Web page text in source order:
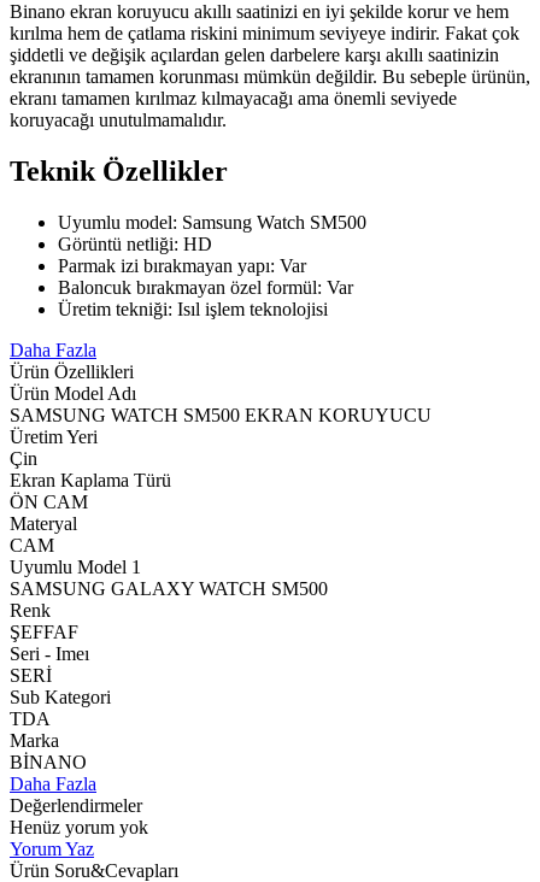
Binano ekran koruyucu akıllı saatinizi en iyi şekilde korur ve hem
kırılma hem de çatlama riskini minimum seviyeye indirir. Fakat çok
şiddetli ve değişik açılardan gelen darbelere karşı akıllı saatinizin
ekranının tamamen korunması mümkün değildir. Bu sebeple ürünün,
ekranı tamamen kırılmaz kılmayacağı ama önemli seviyede
koruyacağı unutulmamalıdır.
Teknik Özellikler
Uyumlu model: Samsung Watch SM500
Görüntü netliği: HD
Parmak izi bırakmayan yapı: Var
Baloncuk bırakmayan özel formül: Var
Üretim tekniği: Isıl işlem teknolojisi
Daha Fazla
Ürün Özellikleri
Ürün Model Adı
SAMSUNG WATCH SM500 EKRAN KORUYUCU
Üretim Yeri
Çin
Ekran Kaplama Türü
ÖN CAM
Materyal
CAM
Uyumlu Model 1
SAMSUNG GALAXY WATCH SM500
Renk
ŞEFFAF
Seri - Imeı
SERİ
Sub Kategori
TDA
Marka
BİNANO
Daha Fazla
Değerlendirmeler
Henüz yorum yok
Yorum Yaz
Ürün Soru&Cevapları